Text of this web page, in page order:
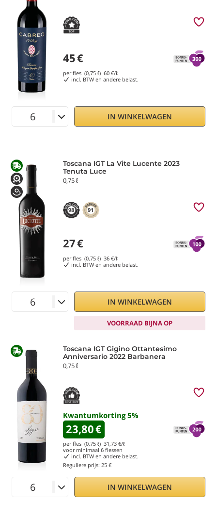
45€
per fles (0,75 ℓ) 60 €/ℓ
incl. BTW en andere belast.
IN WINKELWAGEN
Toscana IGT La Vite Lucente 2023
Tenuta Luce
0,75 ℓ
98 91
27€
per fles (0,75 ℓ) 36 €/ℓ
incl. BTW en andere belast.
IN WINKELWAGEN
VOORRAAD BIJNA OP
Toscana IGT Gigino Ottantesimo
Anniversario 2022 Barbanera
0,75 ℓ
Kwantumkorting5%
23,80€
per fles (0,75 ℓ) 31,73 €/ℓ
voor minimaal 6 flessen
incl. BTW en andere belast.
Reguliere prijs: 25 €
IN WINKELWAGEN